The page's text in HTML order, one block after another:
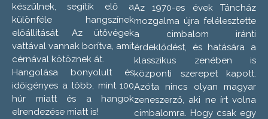
készülnek, segítik elő a
különféle hangszínek
előállítását. Az ütővégek
vattával vannak borítva, amit
cérnával kötöznek át.
Hangolása bonyolult és
időigényes a több, mint 100
húr miatt és a hangok
elrendezése miatt is!
Az 1970-es évek Táncház
mozgalma újra felélesztette
a cimbalom iránti
érdeklődést, és hatására a
klasszikus zenében is
központi szerepet kapott.
Azóta nincs olyan magyar
zeneszerző, aki ne írt volna
cimbalomra. Hogy csak egy